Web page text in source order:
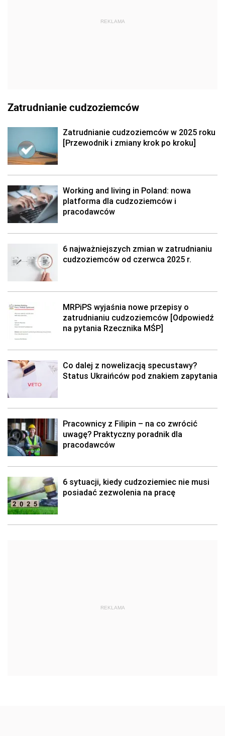
REKLAMA
Zatrudnianie cudzoziemców
Zatrudnianie cudzoziemców w 2025 roku
[Przewodnik i zmiany krok po kroku]
Working and living in Poland: nowa
platforma dla cudzoziemców i
pracodawców
6 najważniejszych zmian w zatrudnianiu
cudzoziemców od czerwca 2025 r.
MRPiPS wyjaśnia nowe przepisy o
zatrudnianiu cudzoziemców [Odpowiedź
na pytania Rzecznika MŚP]
Co dalej z nowelizacją specustawy?
Status Ukraińców pod znakiem zapytania
Pracownicy z Filipin – na co zwrócić
uwagę? Praktyczny poradnik dla
pracodawców
6 sytuacji, kiedy cudzoziemiec nie musi
posiadać zezwolenia na pracę
REKLAMA